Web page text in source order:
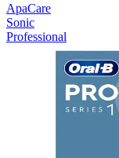
ApaCare
Sonic
Professional